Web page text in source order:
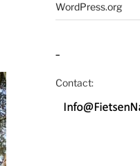
WordPress.org
–
Contact: